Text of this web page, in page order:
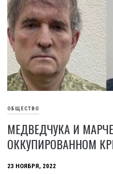
ОБЩЕСТВО
МЕДВЕДЧУКА И
ОККУПИРОВАННОМ
23 НОЯБРЯ, 2022